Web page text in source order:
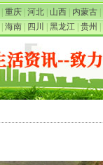
重庆 河北 山西 内蒙古
海南 四川 黑龙江 贵州